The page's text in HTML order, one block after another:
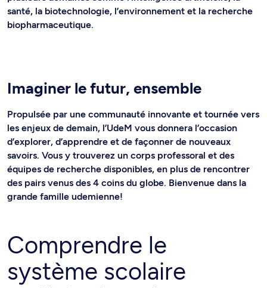
santé, la biotechnologie, l’environnement et la recherche
biopharmaceutique.
Imaginer le futur, ensemble
Propulsée par une communauté innovante et tournée vers
les enjeux de demain, l’UdeM vous donnera l’occasion
d’explorer, d’apprendre et de façonner de nouveaux
savoirs. Vous y trouverez un corps professoral et des
équipes de recherche disponibles, en plus de rencontrer
des pairs venus des 4 coins du globe. Bienvenue dans la
grande famille udemienne!
Comprendre le
système scolaire